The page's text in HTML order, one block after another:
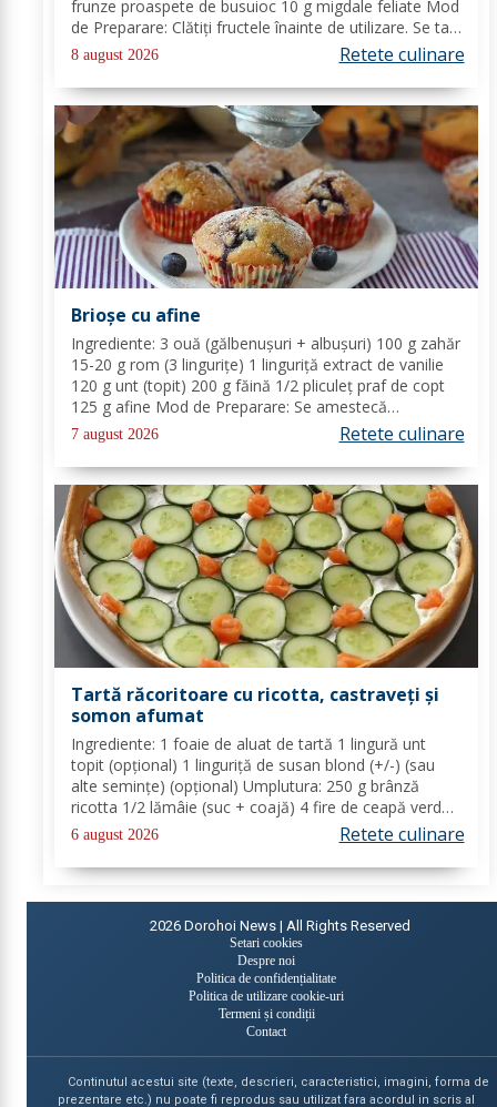
frunze proaspete de busuioc 10 g migdale feliate Mod
de Preparare: Clătiți fructele înainte de utilizare. Se taie
piersicile, nectarinele și caisele în felii subțiri. Stoarceți
lămâia și...
8 august 2026 Retete culinare
Brioșe cu afine
Ingrediente: 3 ouă (gălbenușuri + albușuri) 100 g zahăr
15-20 g rom (3 lingurițe) 1 linguriță extract de vanilie
120 g unt (topit) 200 g făină 1/2 pliculeț praf de copt
125 g afine Mod de Preparare: Se amestecă
gălbenușurile cu zahărul, romul și vanilia. Se adaugă
untul topit, făina și praful de...
7 august 2026 Retete culinare
Tartă răcoritoare cu ricotta, castraveți și
somon afumat
Ingrediente: 1 foaie de aluat de tartă 1 lingură unt
topit (opțional) 1 linguriță de susan blond (+/-) (sau
alte semințe) (opțional) Umplutura: 250 g brânză
ricotta 1/2 lămâie (suc + coajă) 4 fire de ceapă verde
(+/-) piper Toppinguri: 1 castravete 80 gr somon
afumat 1 linguriță semințe de susan...
6 august 2026 Retete culinare
2026 Dorohoi News | All Rights Reserved
Setari cookies
Despre noi
Politica de confidențialitate
Politica de utilizare cookie-uri
Termeni și condiții
Contact
Continutul acestui site (texte, descrieri, caracteristici, imagini, forma de
prezentare etc.) nu poate fi reprodus sau utilizat fara acordul in scris al